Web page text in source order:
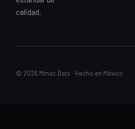
calidad.
© 2026 Mmac Bats · Hecho en México